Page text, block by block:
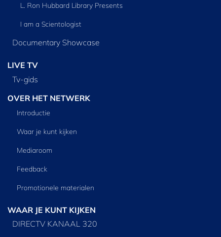
L. Ron Hubbard Library Presents
I am a Scientologist
Documentary Showcase
LIVE TV
Tv‑gids
OVER HET NETWERK
Introductie
Waar je kunt kijken
Mediaroom
Feedback
Promotionele materialen
WAAR JE KUNT KIJKEN
DIRECTV KANAAL 320